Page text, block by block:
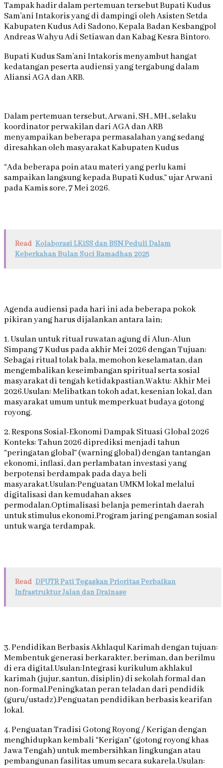
Tampak hadir dalam pertemuan tersebut Bupati Kudus
Sam’ani Intakoris yang di dampingi oleh Asisten Setda
Kabupaten Kudus Adi Sadono, Kepala Badan Kesbangpol
Andreas Wahyu Adi Setiawan dan Kabag Kesra Bintoro.
Bupati Kudus Sam’ani Intakoris menyambut hangat
kedatangan peserta audiensi yang tergabung dalam
Aliansi AGA dan ARB.
Dalam pertemuan tersebut, Arwani, SH., MH., selaku
koordinator perwakilan dari AGA dan ARB
menyampaikan beberapa permasalahan yang sedang
diresahkan oleh masyarakat Kabupaten Kudus
“Ada beberapa poin atau materi yang perlu kami
sampaikan langsung kepada Bupati Kudus,” ujar Arwani
pada Kamis sore, 7 Mei 2026.
Read Kolaborasi LKiSS dan BSN Peduli Dalam
Keberkahan Bulan Suci Ramadhan 2025
Agenda audiensi pada hari ini ada beberapa pokok
pikiran yang harus dijalankan antara lain;
1. Usulan untuk ritual ruwatan agung di Alun-Alun
Simpang 7 Kudus pada akhir Mei 2026 dengan Tujuan:
Sebagai ritual tolak bala, memohon keselamatan, dan
mengembalikan keseimbangan spiritual serta sosial
masyarakat di tengah ketidakpastian.Waktu: Akhir Mei
2026.Usulan: Melibatkan tokoh adat, kesenian lokal, dan
masyarakat umum untuk memperkuat budaya gotong
royong.
2. Respons Sosial-Ekonomi Dampak Situasi Global 2026
Konteks: Tahun 2026 diprediksi menjadi tahun
“peringatan global” (warning global) dengan tantangan
ekonomi, inflasi, dan perlambatan investasi yang
berpotensi berdampak pada daya beli
masyarakat.Usulan:Penguatan UMKM lokal melalui
digitalisasi dan kemudahan akses
permodalan.Optimalisasi belanja pemerintah daerah
untuk stimulus ekonomi.Program jaring pengaman sosial
untuk warga terdampak.
Read DPUTR Pati Tegaskan Prioritas Perbaikan
Infrastruktur Jalan dan Drainase
3. Pendidikan Berbasis Akhlaqul Karimah dengan tujuan:
Membentuk generasi berkarakter, beriman, dan berilmu
di era digital.Usulan:Integrasi kurikulum akhlakul
karimah (jujur, santun, disiplin) di sekolah formal dan
non-formal.Peningkatan peran teladan dari pendidik
(guru/ustadz).Penguatan pendidikan berbasis kearifan
lokal.
4. Penguatan Tradisi Gotong Royong / Kerigan dengan
menghidupkan kembali “Kerigan” (gotong royong khas
Jawa Tengah) untuk membersihkan lingkungan atau
pembangunan fasilitas umum secara sukarela.Usulan: